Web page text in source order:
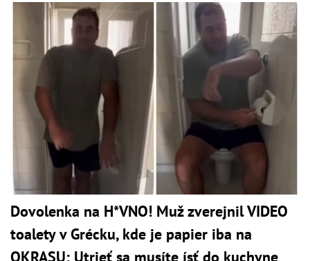
Dovolenka na H*VNO! Muž zverejnil VIDEO
toalety v Grécku, kde je papier iba na
OKRASU: Utrieť sa musíte ísť do kuchyne